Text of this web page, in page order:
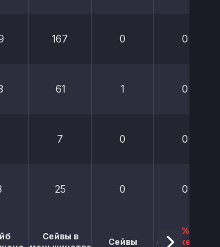
167 0 0
61 1 0
7 0 0
25 0 0
Сейвы в
Сейвы
%
отраженных